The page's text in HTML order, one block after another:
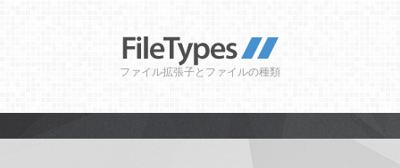
ファイル拡張子とファイルの種類